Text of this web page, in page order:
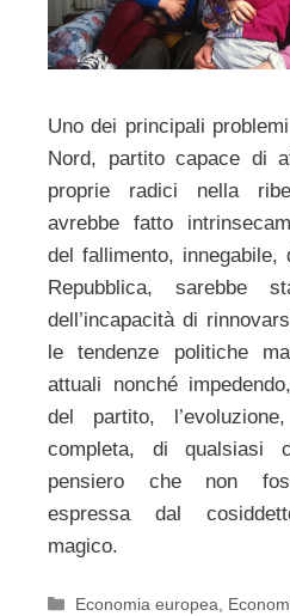
Uno dei principali
Nord, partito capace di
proprie radici nella
avrebbe fatto
del fallimento, innegabile,
Repubblica, sarebbe
dell’incapacità di
le tendenze politiche
attuali nonché
del partito,
completa, di qualsiasi
pensiero che non
espressa dal
magico.
Categorie
Economia europea